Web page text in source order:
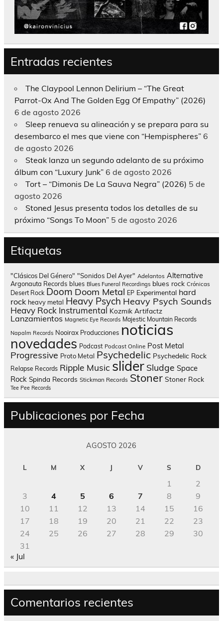
Entradas recientes
The Claypool Lennon Delirium – “The Great
Parrot-Ox And The Golden Egg Of Empathy” (2026)
6 de agosto 2026
Sleep renueva su alineación y se prepara para su
desembarco el mes que viene con “Hempispheres” 6
de agosto 2026
Steak lanza un segundo adelanto de su próximo
álbum con “Luxury Junk” 6 de agosto 2026
Tort – “Dimonis De La Sauva Negra” (2026) 5 de
agosto 2026
Stoned Jesus presenta todos los detalles de su
próximo “Songs To Moon” 5 de agosto 2026
Etiquetas
"Clásicos Del Género" "Sonidos Del Ayer" Adelantos Alternative
Argonauta Records blues Blues Funeral Recordings blues rock Crónicas
Desert Rock Doom Doom Metal EP Experimental hard
rock heavy metal Heavy Psych Heavy Psych Sounds
Heavy Rock Instrumental Kozmik Artifactz
Lanzamientos Magnetic Eye Records Majestic Mountain Records
Napalm Records Nooirax Producciones noticias
novedades Podcast Podcast Online Post Metal
Progressive Proto Metal Psychedelic Psychedelic Rock
Relapse Records Ripple Music slider Sludge Space
Rock Spinda Records Stickman Records Stoner Stoner Rock
Tee Pee Records
Publicaciones por Fecha
AGOSTO 2026
L M X J V S D
1
2
3
4 5 6 7 8
9
10
11 12 13 14 15
16
17
18 19 20 21 22
23
24
25 26 27 28 29
30
31
« Jul
Comentarios recientes